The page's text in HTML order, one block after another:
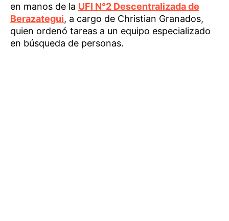
en manos de la UFI N°2 Descentralizada de
Berazategui, a cargo de Christian Granados,
quien ordenó tareas a un equipo especializado
en búsqueda de personas.